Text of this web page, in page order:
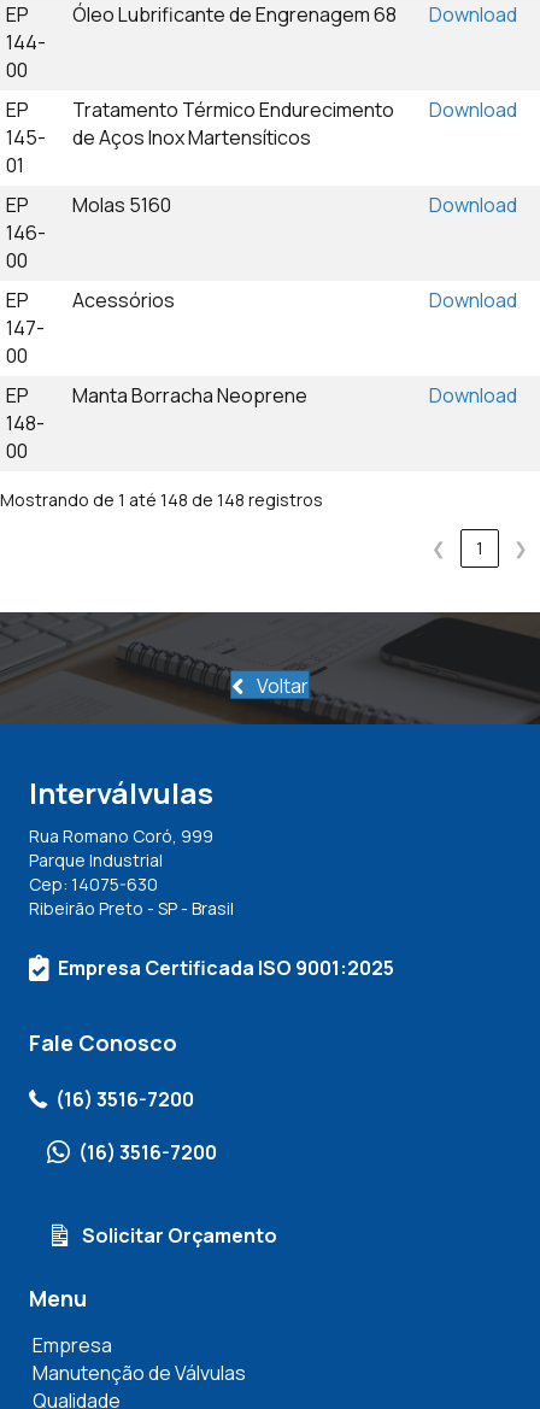
EP
144-
00
Óleo Lubrificante de Engrenagem 68 Download
EP
145-
01
Tratamento Térmico Endurecimento
de Aços Inox Martensíticos
Download
EP
146-
00
Molas 5160 Download
EP
147-
00
Acessórios Download
EP
148-
00
Manta Borracha Neoprene Download
Mostrando de 1 até 148 de 148 registros
❮ 1 ❯
Voltar
Interválvulas
Rua Romano Coró, 999
Parque Industrial
Cep: 14075-630
Ribeirão Preto - SP - Brasil
Empresa Certificada ISO 9001:2025
Fale Conosco
(16) 3516-7200
(16) 3516-7200
Solicitar Orçamento
Menu
Empresa
Manutenção de Válvulas
Qualidade